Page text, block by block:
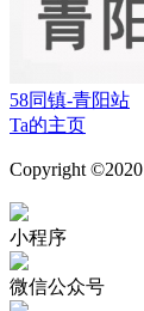
58同镇-青阳站
Ta的主页
Copyright ©2020
小程序
微信公众号